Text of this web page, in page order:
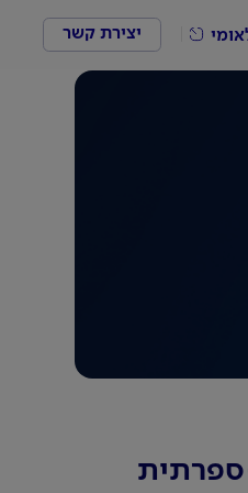
יצירת קשר
ספרתית